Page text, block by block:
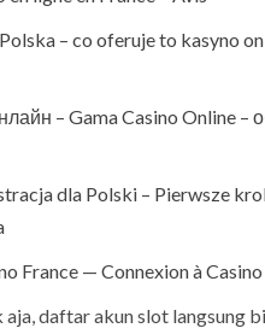
– co oferuje to kasyno
– Gama Casino Online –
dla Polski – Pierwsze
France — Connexion à Casino
aja, daftar akun slot langsung